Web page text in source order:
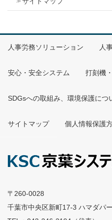
人事労務ソリューション 人
安心・安全システム 打刻機
SDGsへの取組み、環境保護につ
サイトマップ 個人情報保護
〒260-0028
千葉市中央区新町17-3 ハマダパ